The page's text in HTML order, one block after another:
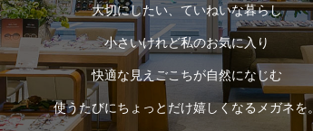
大切にしたい、ていねいな暮らし
小さいけれど私のお気に入り
快適な見えごこちが自然になじむ
使うたびにちょっとだけ嬉しくなるメガネを。